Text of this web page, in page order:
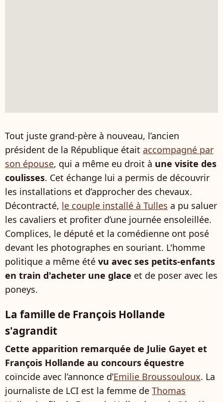
Tout juste grand-père à nouveau, l’ancien
président de la République était accompagné par
son épouse, qui a même eu droit à une visite des
coulisses. Cet échange lui a permis de découvrir
les installations et d’approcher des chevaux.
Décontracté, le couple installé à Tulles a pu saluer
les cavaliers et profiter d’une journée ensoleillée.
Complices, le député et la comédienne ont posé
devant les photographes en souriant. L'homme
politique a même été vu avec ses petits-enfants
en train d'acheter une glace et de poser avec les
poneys.
La famille de François Hollande
s'agrandit
Cette apparition remarquée de Julie Gayet et
François Hollande au concours équestre
coïncide avec l’annonce d’Emilie Broussouloux. La
journaliste de LCI est la femme de Thomas